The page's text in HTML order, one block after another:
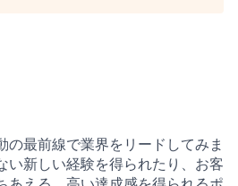
の最前線で業界をリードしてみま
い新しい経験を得られたり、お客